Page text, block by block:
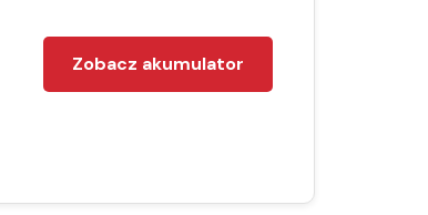
Zobacz akumulator